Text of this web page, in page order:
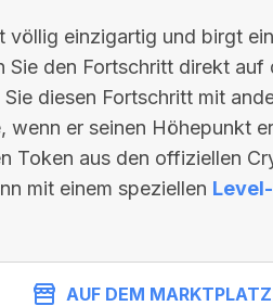
völlig einzigartig und birgt
Sie den Fortschritt direkt
Sie diesen Fortschritt mit
wenn er seinen Höhepunkt
Token aus den offiziellen
mit einem speziellen
AUF DEM